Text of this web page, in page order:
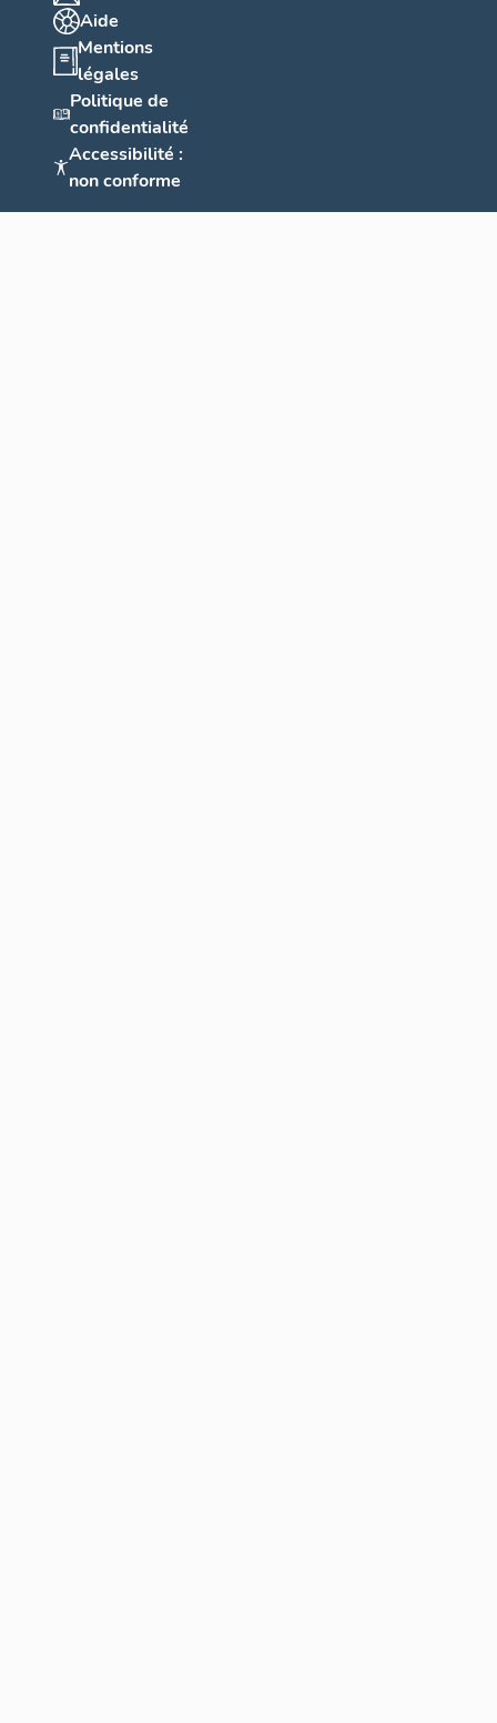
Aide
Mentions
légales
Politique de
confidentialité
Accessibilité :
non conforme